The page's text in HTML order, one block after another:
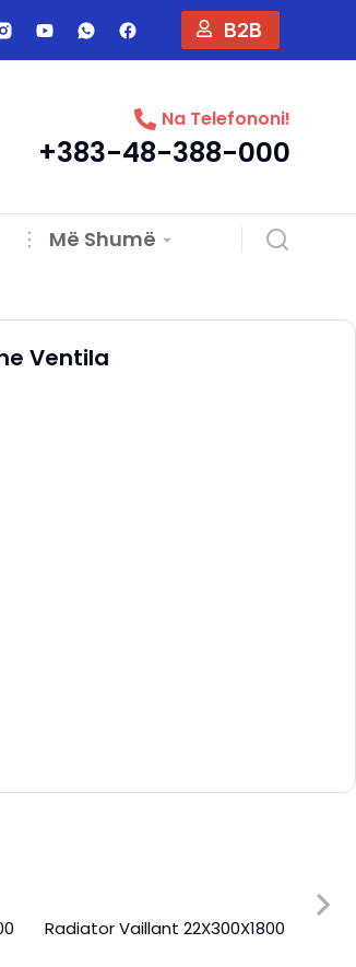
B2B
Na Telefononi!
+383-48-388-000
Më Shumë
Ventila
Radiator Vaillant 22X300X1800